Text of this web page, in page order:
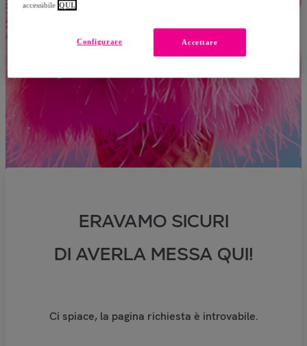
ERAVAMO SICURI
DI AVERLA MESSA QUI!
Ci spiace, la pagina richiesta è introvabile.
accessibile QUI.
Accettare
Configurare